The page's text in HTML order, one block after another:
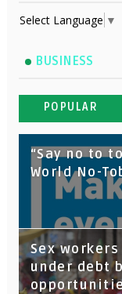
Select Language ▼
BUSINESS
POPULAR
“Say no to
World No-
Sex
under debt